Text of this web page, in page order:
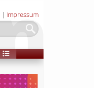
| Impressum